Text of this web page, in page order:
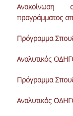
Ανακοίνωση
προγράμματος
Πρόγραμμα
Αναλυτικός
Πρόγραμμα
Αναλυτικός